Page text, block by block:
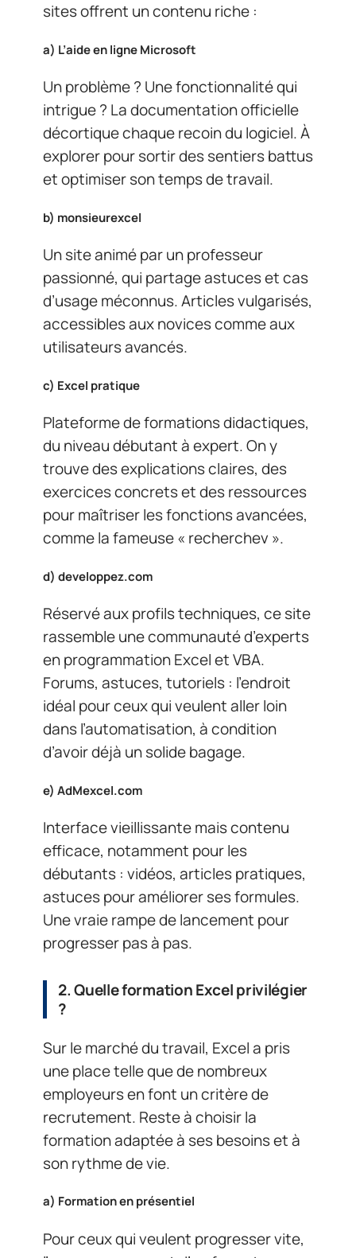
sites offrent un contenu riche :
a) L’aide en ligne Microsoft
Un problème ? Une fonctionnalité qui
intrigue ? La documentation officielle
décortique chaque recoin du logiciel. À
explorer pour sortir des sentiers battus
et optimiser son temps de travail.
b) monsieurexcel
Un site animé par un professeur
passionné, qui partage astuces et cas
d’usage méconnus. Articles vulgarisés,
accessibles aux novices comme aux
utilisateurs avancés.
c) Excel pratique
Plateforme de formations didactiques,
du niveau débutant à expert. On y
trouve des explications claires, des
exercices concrets et des ressources
pour maîtriser les fonctions avancées,
comme la fameuse « recherchev ».
d) developpez.com
Réservé aux profils techniques, ce site
rassemble une communauté d’experts
en programmation Excel et VBA.
Forums, astuces, tutoriels : l’endroit
idéal pour ceux qui veulent aller loin
dans l’automatisation, à condition
d’avoir déjà un solide bagage.
e) AdMexcel.com
Interface vieillissante mais contenu
efficace, notamment pour les
débutants : vidéos, articles pratiques,
astuces pour améliorer ses formules.
Une vraie rampe de lancement pour
progresser pas à pas.
2.Quelle formation Excel privilégier
?
Sur le marché du travail, Excel a pris
une place telle que de nombreux
employeurs en font un critère de
recrutement. Reste à choisir la
formation adaptée à ses besoins et à
son rythme de vie.
a) Formation en présentiel
Pour ceux qui veulent progresser vite,